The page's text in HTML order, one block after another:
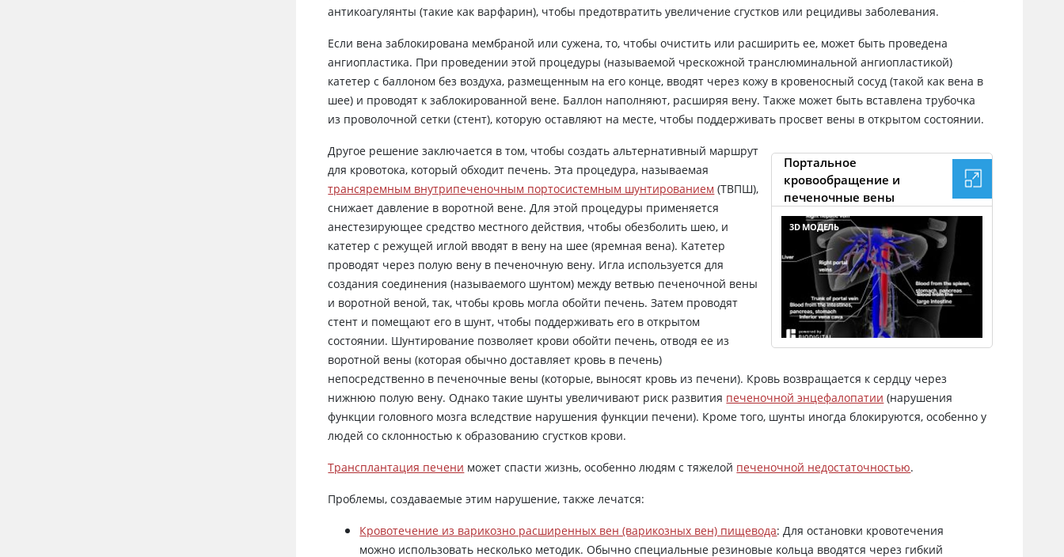
антикоагулянты (такие как варфарин), чтобы предотвратить увеличение сгустков или рецидивы заболевания.
Если вена заблокирована мембраной или сужена, то, чтобы очистить или расширить ее, может быть проведена
ангиопластика. При проведении этой процедуры (называемой чрескожной транслюминальной ангиопластикой)
катетер с баллоном без воздуха, размещенным на его конце, вводят через кожу в кровеносный сосуд (такой как вена в
шее) и проводят к заблокированной вене. Баллон наполняют, расширяя вену. Также может быть вставлена трубочка
из проволочной сетки (стент), которую оставляют на месте, чтобы поддерживать просвет вены в открытом состоянии.
Портальное
кровообращение и
печеночные вены
3D МОДЕЛЬ
Другое решение заключается в том, чтобы создать альтернативный маршрут
для кровотока, который обходит печень. Эта процедура, называемая
трансяремным внутрипеченочным портосистемным шунтированием (ТВПШ),
снижает давление в воротной вене. Для этой процедуры применяется
анестезирующее средство местного действия, чтобы обезболить шею, и
катетер с режущей иглой вводят в вену на шее (яремная вена). Катетер
проводят через полую вену в печеночную вену. Игла используется для
создания соединения (называемого шунтом) между ветвью печеночной вены
и воротной веной, так, чтобы кровь могла обойти печень. Затем проводят
стент и помещают его в шунт, чтобы поддерживать его в открытом
состоянии. Шунтирование позволяет крови обойти печень, отводя ее из
воротной вены (которая обычно доставляет кровь в печень)
непосредственно в печеночные вены (которые, выносят кровь из печени). Кровь возвращается к сердцу через
нижнюю полую вену. Однако такие шунты увеличивают риск развития печеночной энцефалопатии (нарушения
функции головного мозга вследствие нарушения функции печени). Кроме того, шунты иногда блокируются, особенно у
людей со склонностью к образованию сгустков крови.
Трансплантация печени может спасти жизнь, особенно людям с тяжелой печеночной недостаточностью.
Проблемы, создаваемые этим нарушение, также лечатся:
Кровотечение из варикозно расширенных вен (варикозных вен) пищевода: Для остановки кровотечения
можно использовать несколько методик. Обычно специальные резиновые кольца вводятся через гибкий